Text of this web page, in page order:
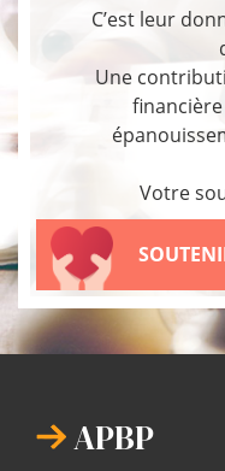
C’est leur
Une
Votre
APBP